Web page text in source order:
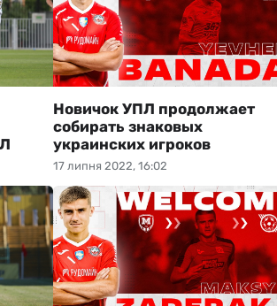
17 липня 2022, 16:02
Новичок УПЛ продолжает
собирать знаковых
украинских игроков